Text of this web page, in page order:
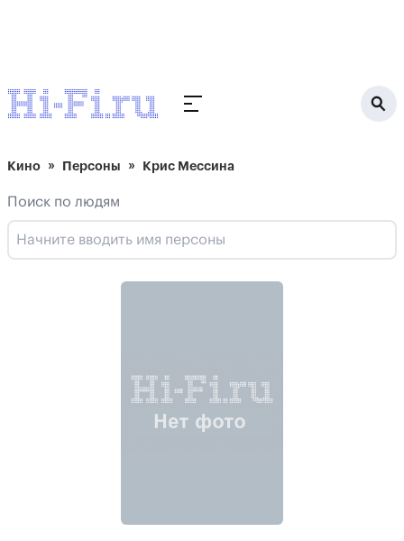
Кино Персоны Крис Мессина
Поиск по людям